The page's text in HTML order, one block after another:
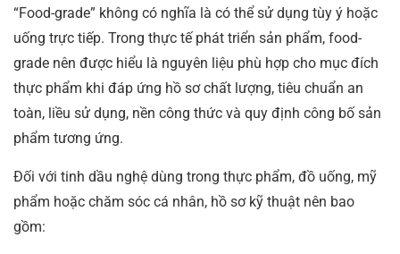
“Food-grade” không có nghĩa là có thể sử dụng tùy ý hoặc
uống trực tiếp. Trong thực tế phát triển sản phẩm, food-
grade nên được hiểu là nguyên liệu phù hợp cho mục đích
thực phẩm khi đáp ứng hồ sơ chất lượng, tiêu chuẩn an
toàn, liều sử dụng, nền công thức và quy định công bố sản
phẩm tương ứng.
Đối với tinh dầu nghệ dùng trong thực phẩm, đồ uống, mỹ
phẩm hoặc chăm sóc cá nhân, hồ sơ kỹ thuật nên bao
gồm: